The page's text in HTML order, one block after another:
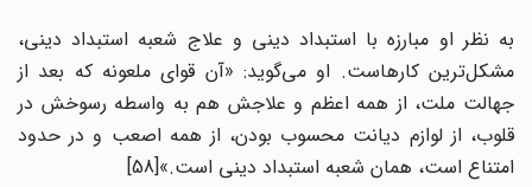
به نظر او مبارزه با استبداد دینی و علاج شعبه استبداد دینی،
مشکل‌ترین کارهاست. او می‌گوید: «آن قوای ملعونه که بعد از
جهالت ملت، از همه اعظم و علاجش هم به واسطه رسوخش در
قلوب، از لوازم دیانت محسوب بودن، از همه اصعب و در حدود
امتناع است، همان شعبه استبداد دینی است.»[58]